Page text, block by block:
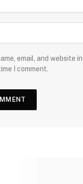
email, and website
I comment.